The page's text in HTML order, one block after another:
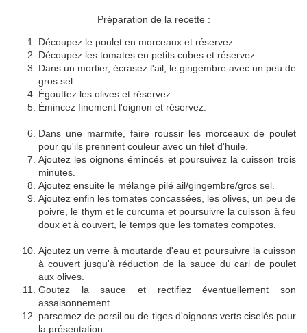
Préparation de la recette :
Découpez le poulet en morceaux et réservez.
Découpez les tomates en petits cubes et réservez.
Dans un mortier, écrasez l'ail, le gingembre avec un peu de
gros sel.
Égouttez les olives et réservez.
Émincez finement l'oignon et réservez.
Dans une marmite, faire roussir les morceaux de poulet
pour qu'ils prennent couleur avec un filet d'huile.
Ajoutez les oignons émincés et poursuivez la cuisson trois
minutes.
Ajoutez ensuite le mélange pilé ail/gingembre/gros sel.
Ajoutez enfin les tomates concassées, les olives, un peu de
poivre, le thym et le curcuma et poursuivre la cuisson à feu
doux et à couvert, le temps que les tomates compotes.
Ajoutez un verre à moutarde d'eau et poursuivre la cuisson
à couvert jusqu'à réduction de la sauce du cari de poulet
aux olives.
Goutez la sauce et rectifiez éventuellement son
assaisonnement.
parsemez de persil ou de tiges d'oignons verts ciselés pour
la présentation.